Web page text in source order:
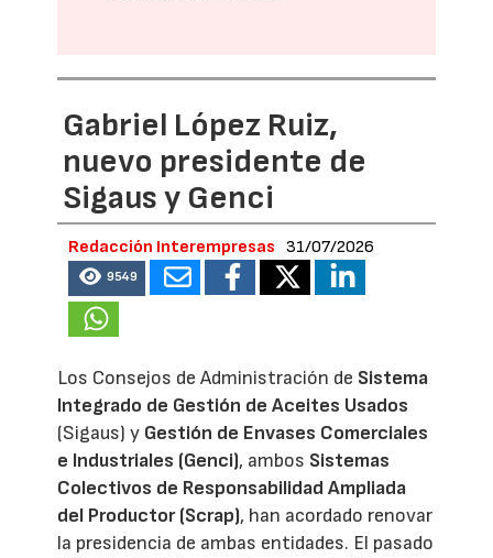
Gabriel López Ruiz,
nuevo presidente de
Sigaus y Genci
Redacción Interempresas 31/07/2026
9549
Los Consejos de Administración de Sistema
Integrado de Gestión de Aceites Usados
(Sigaus) y Gestión de Envases Comerciales
e Industriales (Genci), ambos Sistemas
Colectivos de Responsabilidad Ampliada
del Productor (Scrap), han acordado renovar
la presidencia de ambas entidades. El pasado